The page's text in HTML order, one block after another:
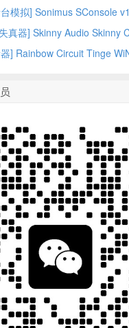
模拟] Sonimus SConsole
] Rainbow Circuit Tinge